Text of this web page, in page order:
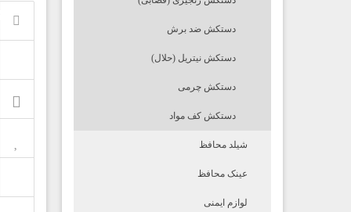
دستکش ضد برش
دستکش نیتریل (حلال)
دستکش چرمی
دستکش کف مواد
شیلد محافظ
عینک محافظ
لوازم ایمنی